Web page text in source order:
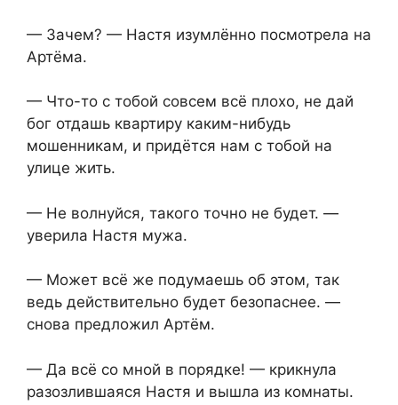
— Зачем? — Настя изумлённо посмотрела на
Артёма.
— Что-то с тобой совсем всё плохо, не дай
бог отдашь квартиру каким-нибудь
мошенникам, и придётся нам с тобой на
улице жить.
— Не волнуйся, такого точно не будет. —
уверила Настя мужа.
— Может всё же подумаешь об этом, так
ведь действительно будет безопаснее. —
снова предложил Артём.
— Да всё со мной в порядке! — крикнула
разозлившаяся Настя и вышла из комнаты.